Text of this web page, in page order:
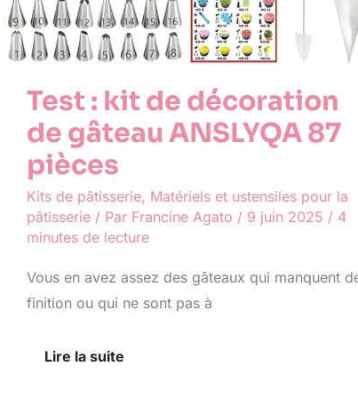
Test : kit de décoration
de gâteau ANSLYQA 87
pièces
Kits de pâtisserie, Matériels et ustensiles pour la
pâtisserie / Par Francine Agato / 9 juin 2025 / 4
minutes de lecture
Vous en avez assez des gâteaux qui manquent
finition ou qui ne sont pas à
Lire la suite